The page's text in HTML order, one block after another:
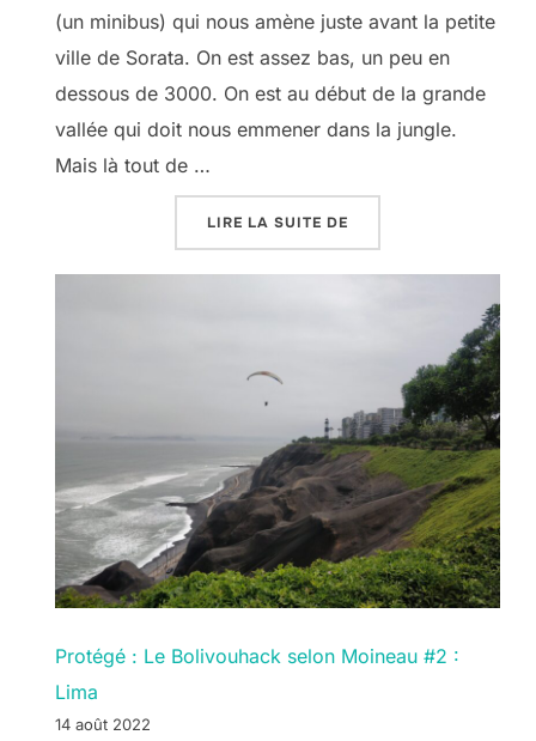
(un minibus) qui nous amène juste avant la petite
ville de Sorata. On est assez bas, un peu en
dessous de 3000. On est au début de la grande
vallée qui doit nous emmener dans la jungle.
Mais là tout de …
LIRE LA SUITE DE
Protégé : Le Bolivouhack selon Moineau #2 :
Lima
14 août 2022